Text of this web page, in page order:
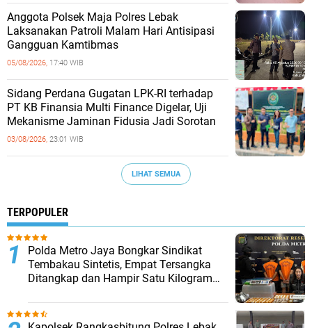
Anggota Polsek Maja Polres Lebak
Laksanakan Patroli Malam Hari Antisipasi
Gangguan Kamtibmas
05/08/2026, 17:40 WIB
Sidang Perdana Gugatan LPK-RI terhadap
PT KB Finansia Multi Finance Digelar, Uji
Mekanisme Jaminan Fidusia Jadi Sorotan
03/08/2026, 23:01 WIB
LIHAT SEMUA
TERPOPULER
‎Polda Metro Jaya Bongkar Sindikat
Tembakau Sintetis, Empat Tersangka
Ditangkap dan Hampir Satu Kilogram